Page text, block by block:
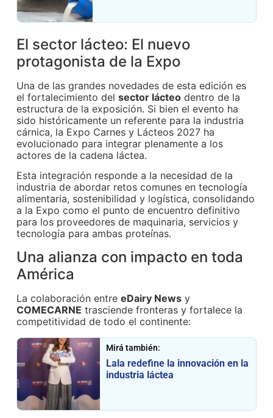
El sector lácteo: El nuevo
protagonista de la Expo
Una de las grandes novedades de esta edición es
el fortalecimiento delsector lácteo dentro de la
estructura de la exposición. Si bien el evento ha
sido históricamente un referente para la industria
cárnica, la Expo Carnes y Lácteos 2027 ha
evolucionado para integrar plenamente a los
actores de la cadena láctea.
Esta integración responde a la necesidad de la
industria de abordar retos comunes en tecnología
alimentaria, sostenibilidad y logística, consolidando
a la Expo como el punto de encuentro definitivo
para los proveedores de maquinaria, servicios y
tecnología para ambas proteínas.
Una alianza con impacto en toda
América
La colaboración entreeDairy News y
COMECARNE trasciende fronteras y fortalece la
competitividad de todo el continente:
Mirá también:
Lala redefine la innovación en la
industria láctea